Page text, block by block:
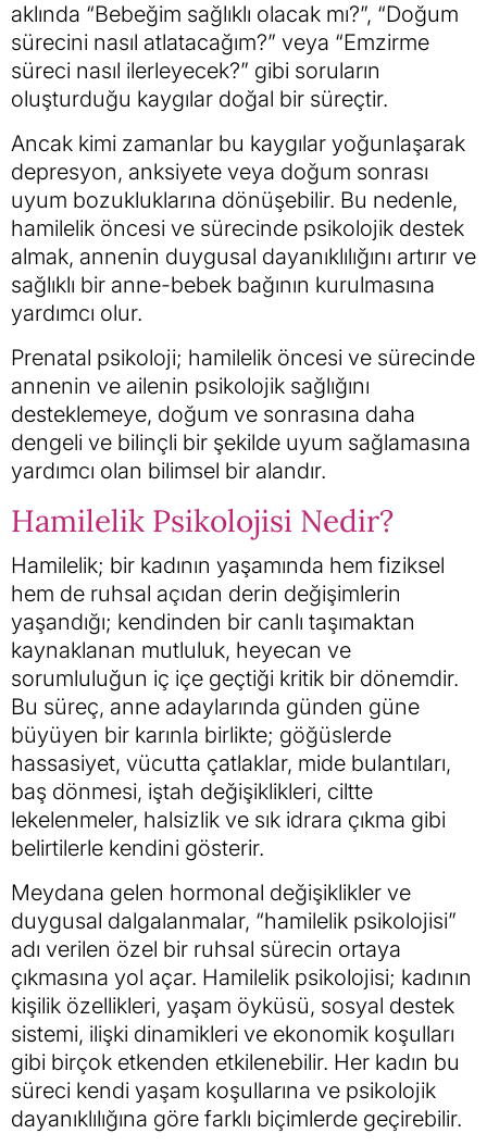
aklında “Bebeğim sağlıklı olacak mı?”, “Doğum
sürecini nasıl atlatacağım?” veya “Emzirme
süreci nasıl ilerleyecek?” gibi soruların
oluşturduğu kaygılar doğal bir süreçtir.
Ancak kimi zamanlar bu kaygılar yoğunlaşarak
depresyon, anksiyete veya doğum sonrası
uyum bozukluklarına dönüşebilir. Bu nedenle,
hamilelik öncesi ve sürecinde psikolojik destek
almak, annenin duygusal dayanıklılığını artırır ve
sağlıklı bir anne-bebek bağının kurulmasına
yardımcı olur.
Prenatal psikoloji; hamilelik öncesi ve sürecinde
annenin ve ailenin psikolojik sağlığını
desteklemeye, doğum ve sonrasına daha
dengeli ve bilinçli bir şekilde uyum sağlamasına
yardımcı olan bilimsel bir alandır.
Hamilelik Psikolojisi Nedir?
Hamilelik; bir kadının yaşamında hem fiziksel
hem de ruhsal açıdan derin değişimlerin
yaşandığı; kendinden bir canlı taşımaktan
kaynaklanan mutluluk, heyecan ve
sorumluluğun iç içe geçtiği kritik bir dönemdir.
Bu süreç, anne adaylarında günden güne
büyüyen bir karınla birlikte; göğüslerde
hassasiyet, vücutta çatlaklar, mide bulantıları,
baş dönmesi, iştah değişiklikleri, ciltte
lekelenmeler, halsizlik ve sık idrara çıkma gibi
belirtilerle kendini gösterir.
Meydana gelen hormonal değişiklikler ve
duygusal dalgalanmalar, “hamilelik psikolojisi”
adı verilen özel bir ruhsal sürecin ortaya
çıkmasına yol açar. Hamilelik psikolojisi; kadının
kişilik özellikleri, yaşam öyküsü, sosyal destek
sistemi, ilişki dinamikleri ve ekonomik koşulları
gibi birçok etkenden etkilenebilir. Her kadın bu
süreci kendi yaşam koşullarına ve psikolojik
dayanıklılığına göre farklı biçimlerde geçirebilir.